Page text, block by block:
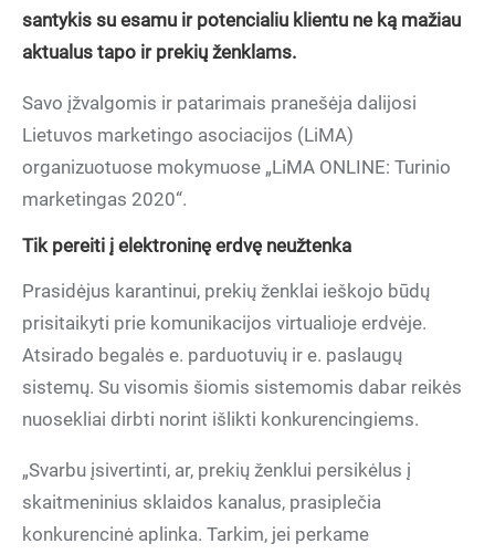
santykis su esamu ir potencialiu klientu ne ką mažiau
aktualus tapo ir prekių ženklams.
Savo įžvalgomis ir patarimais pranešėja dalijosi
Lietuvos marketingo asociacijos (LiMA)
organizuotuose mokymuose „LiMA ONLINE: Turinio
marketingas 2020“.
Tik pereiti į elektroninę erdvę neužtenka
Prasidėjus karantinui, prekių ženklai ieškojo būdų
prisitaikyti prie komunikacijos virtualioje erdvėje.
Atsirado begalės e. parduotuvių ir e. paslaugų
sistemų. Su visomis šiomis sistemomis dabar reikės
nuosekliai dirbti norint išlikti konkurencingiems.
„Svarbu įsivertinti, ar, prekių ženklui persikėlus į
skaitmeninius sklaidos kanalus, prasiplečia
konkurencinė aplinka. Tarkim, jei perkame